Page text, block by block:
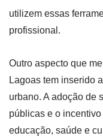
utilizem essas
profissional.
Outro aspecto que
Lagoas tem inserido
urbano. A adoção de
públicas e o
educação, saúde e